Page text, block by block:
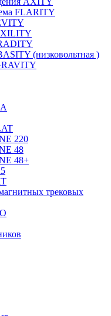
FLARITY
(низковольтная )
220
48
48+
трековых